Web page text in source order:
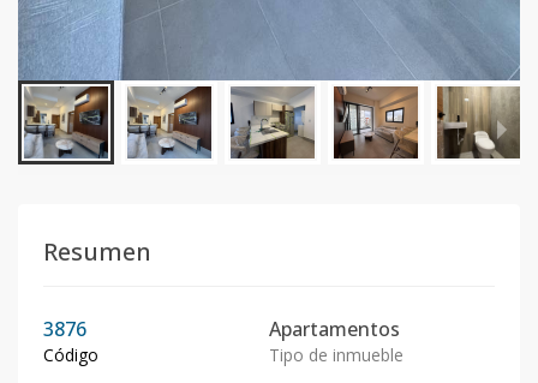
Resumen
3876
Código
Apartamentos
Tipo de inmueble